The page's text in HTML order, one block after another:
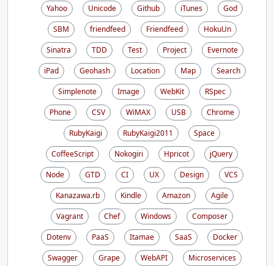
Yahoo
Unicode Github iTunes
God
SBM
friendfeed Friendfeed
HokuUn
Sinatra
TDD Test Project
Evernote
iPad
Geohash Location Map
Search
Simplenote
Image WebKit
RSpec
Phone
CSV WiMAX USB
Chrome
RubyKaigi
RubyKaigi2011
Space
CoffeeScript
Nokogiri Hpricot
jQuery
Node
GTD CI UX Design
VCS
Kanazawa.rb
Kindle Amazon
Agile
Vagrant
Chef Windows
Composer
Dotenv
PaaS Itamae SaaS
Docker
Swagger
Grape WebAPI
Microservices